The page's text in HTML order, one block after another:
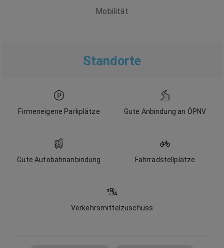
Mobilität
Standorte
Firmeneigene Parkplätze Gute Anbindung an ÖPNV
Gute Autobahnanbindung Fahrradstellplätze
Verkehrsmittelzuschuss